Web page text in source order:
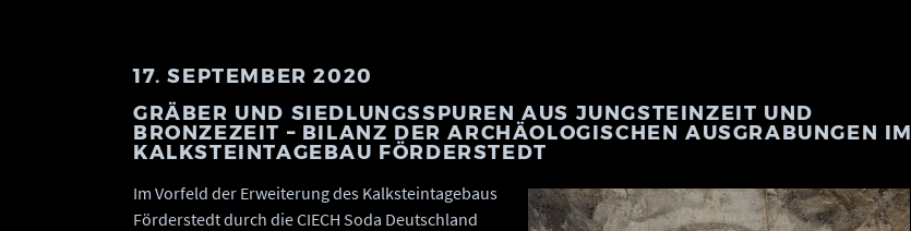
17. SEPTEMBER 2020
GRÄBER UND SIEDLUNGSSPUREN AUS JUNGSTEINZEIT UND
BRONZEZEIT – BILANZ DER ARCHÄOLOGISCHEN AUSGRABUNGEN IM
KALKSTEINTAGEBAU FÖRDERSTEDT
Im Vorfeld der Erweiterung des Kalksteintagebaus
Förderstedt durch die CIECH Soda Deutschland